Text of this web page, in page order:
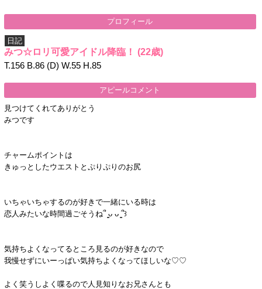
プロフィール
日記
みつ☆ロリ可愛アイドル降臨！ (22歳)
T.156 B.86 (D) W.55 H.85
アピールコメント
見つけてくれてありがとう
みつです
チャームポイントは
きゅっとしたウエストとぷりぷりのお尻
いちゃいちゃするのが好きで一緒にいる時は
恋人みたいな時間過ごそうね՞ ̳ᴗ ᴗ ̳՞꒱
気持ちよくなってるところ見るのが好きなので
我慢せずにいーっぱい気持ちよくなってほしいな♡♡
よく笑うしよく喋るので人見知りなお兄さんとも